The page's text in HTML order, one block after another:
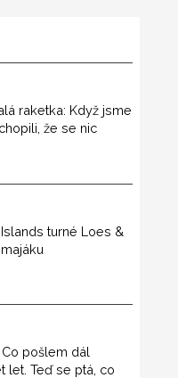
raketka: Když jsme
že se nic
turné Loes &
pošlem dál
let. Teď se ptá, co